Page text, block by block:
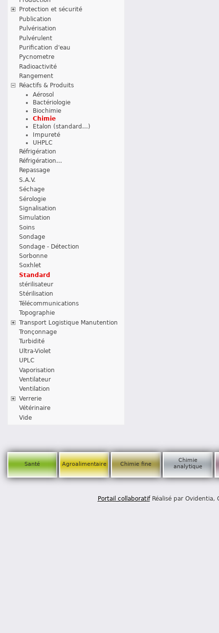
Protection et sécurité
Publication
Pulvérisation
Pulvérulent
Purification d'eau
Pycnometre
Radioactivité
Rangement
Réactifs & Produits
Aérosol
Bactériologie
Biochimie
Chimie
Etalon (standard...)
Impureté
UHPLC
Réfrigération
Réfrigération...
Repassage
S.A.V.
Séchage
Sérologie
Signalisation
Simulation
Soins
Sondage
Sondage - Détection
Sorbonne
Soxhlet
Standard
stérilisateur
Stérilisation
Télécommunications
Topographie
Transport Logistique Manutention
Tronçonnage
Turbidité
Ultra-Violet
UPLC
Vaporisation
Ventilateur
Ventilation
Verrerie
Vétérinaire
Vide
Santé Agroalimentaire Chimie fine
Chimie
analytique
Portail collaboratifRéalisé par Ovidentia,